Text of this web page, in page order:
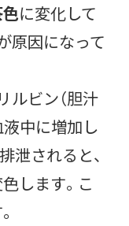
に変化して
原因になって
ルビン（胆汁
液中に増加し
泄されると、
します。こ